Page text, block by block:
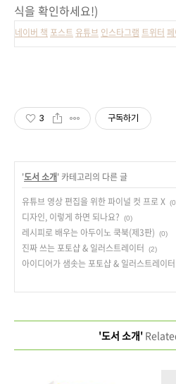
식을 확인하세요!)
네이버 책 포스트 유튜브 인스타그램 트위터
3 구독하기
'도서 소개' 카테고리의 다른 글
유튜브 영상 편집을 위한 파이널 컷 프로 X
디자인, 이렇게 하면 되나요? (0)
레시피로 배우는 아두이노 쿡북(제3판) (0)
진짜 쓰는 포토샵 & 일러스트레이터 (2)
아이디어가 샘솟는 포토샵 & 일러스트레이
'도서 소개'